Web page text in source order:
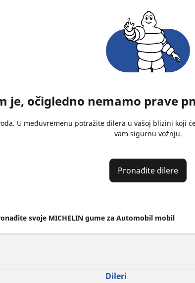
je, očigledno nemamo prave
U međuvremenu potražite dilera u vašoj blizini koji
vam sigurnu vožnju.
Pronađite dilere
svoje MICHELIN gume za Automobil mobil
Dileri